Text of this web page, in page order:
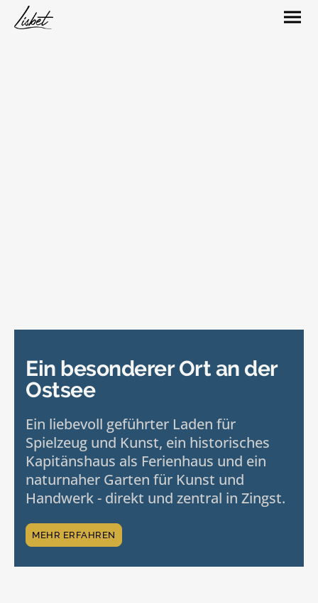
Ein besonderer Ort an der
Ostsee
Ein liebevoll geführter Laden für
Spielzeug und Kunst, ein historisches
Kapitänshaus als Ferienhaus und ein
naturnaher Garten für Kunst und
Handwerk - direkt und zentral in Zingst.
MEHR ERFAHREN